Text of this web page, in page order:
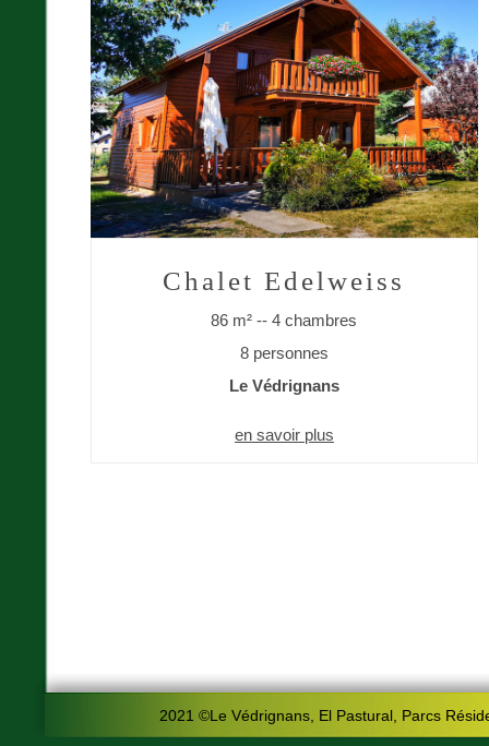
Chalet Edelweiss
86 m² -- 4 chambres
8 personnes
Le Védrignans
en savoir plus
2021 ©Le Védrignans, El Pastural, Parcs